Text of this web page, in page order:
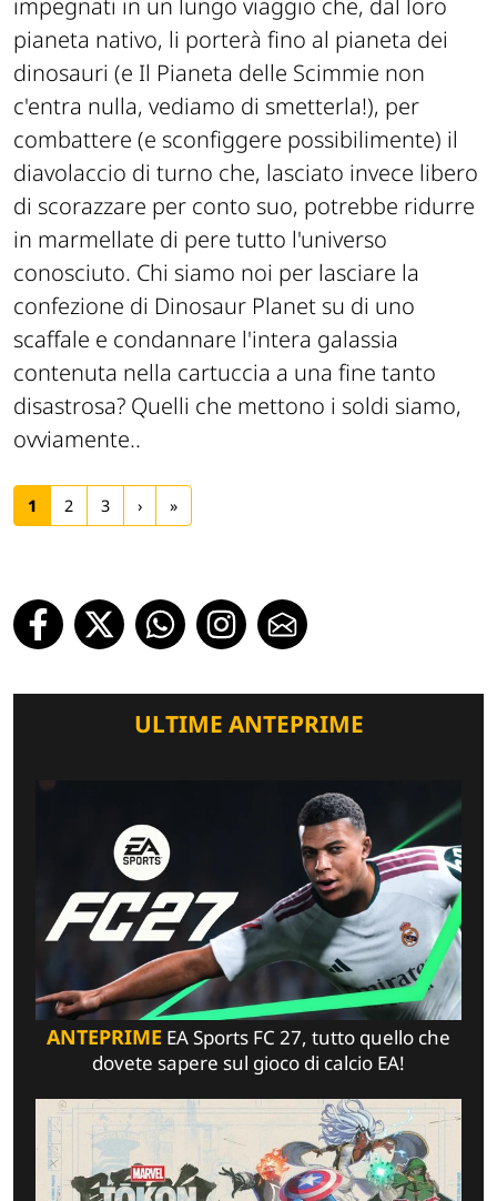
impegnati in un lungo viaggio che, dal loro
pianeta nativo, li porterà fino al pianeta dei
dinosauri (e Il Pianeta delle Scimmie non
c'entra nulla, vediamo di smetterla!), per
combattere (e sconfiggere possibilimente) il
diavolaccio di turno che, lasciato invece libero
di scorazzare per conto suo, potrebbe ridurre
in marmellate di pere tutto l'universo
conosciuto. Chi siamo noi per lasciare la
confezione di Dinosaur Planet su di uno
scaffale e condannare l'intera galassia
contenuta nella cartuccia a una fine tanto
disastrosa? Quelli che mettono i soldi siamo,
ovviamente..
1 2 3 › »
ULTIME ANTEPRIME
ANTEPRIME EA Sports FC 27, tutto quello che
dovete sapere sul gioco di calcio EA!